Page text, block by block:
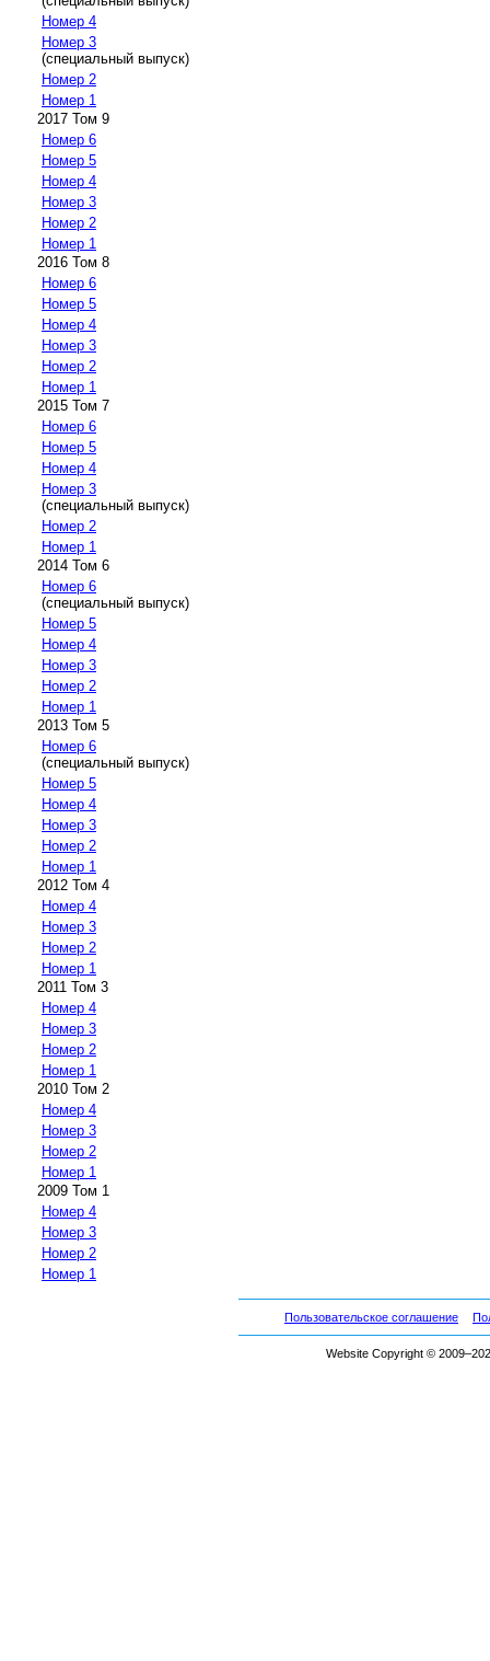
Номер 4
Номер 3
(специальный выпуск)
Номер 2
Номер 1
2017 Том 9
Номер 6
Номер 5
Номер 4
Номер 3
Номер 2
Номер 1
2016 Том 8
Номер 6
Номер 5
Номер 4
Номер 3
Номер 2
Номер 1
2015 Том 7
Номер 6
Номер 5
Номер 4
Номер 3
(специальный выпуск)
Номер 2
Номер 1
2014 Том 6
Номер 6
(специальный выпуск)
Номер 5
Номер 4
Номер 3
Номер 2
Номер 1
2013 Том 5
Номер 6
(специальный выпуск)
Номер 5
Номер 4
Номер 3
Номер 2
Номер 1
2012 Том 4
Номер 4
Номер 3
Номер 2
Номер 1
2011 Том 3
Номер 4
Номер 3
Номер 2
Номер 1
2010 Том 2
Номер 4
Номер 3
Номер 2
Номер 1
2009 Том 1
Номер 4
Номер 3
Номер 2
Номер 1
Пользовательское соглашение
Website Copyright ©